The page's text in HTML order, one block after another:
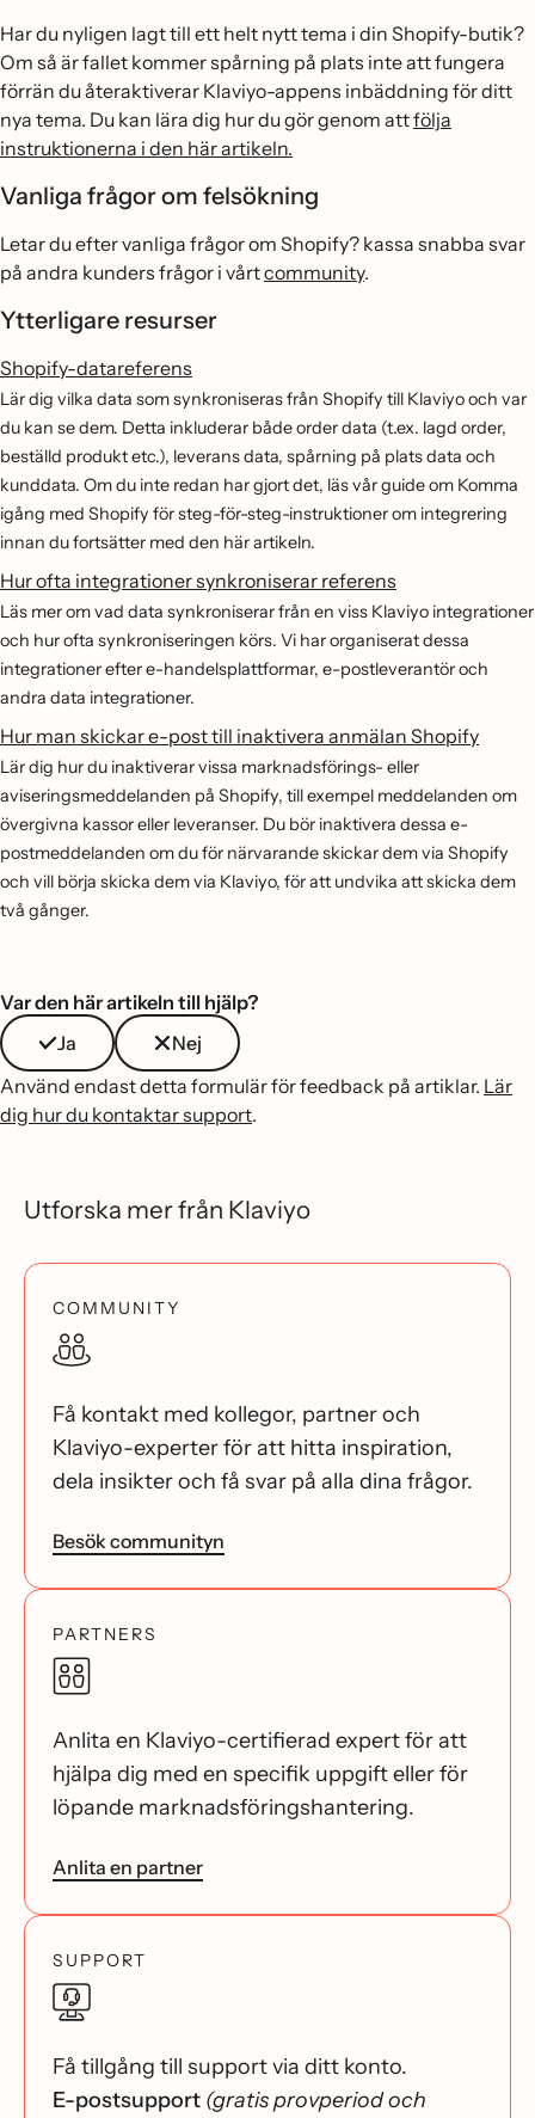
Har du nyligen lagt till ett helt nytt tema i din Shopify-butik?
Om så är fallet kommer spårning på plats inte att fungera
förrän du återaktiverar Klaviyo-appens inbäddning för ditt
nya tema. Du kan lära dig hur du gör genom attfölja
instruktionerna i den här artikeln.
Vanliga frågor om felsökning
Letar du efter vanliga frågor om Shopify? kassa snabba svar
på andra kunders frågor i vårtcommunity.
Ytterligare resurser
Shopify-datareferens
Lär dig vilka data som synkroniseras från Shopify till Klaviyo och var
du kan se dem. Detta inkluderar både order data (t.ex. lagd order,
beställd produkt etc.), leverans data, spårning på plats data och
kunddata. Om du inte redan har gjort det, läs vår guide om Komma
igång med Shopify för steg-för-steg-instruktioner om integrering
innan du fortsätter med den här artikeln.
Hur ofta integrationer synkroniserar referens
Läs mer om vad data synkroniserar från en viss Klaviyo integrationer
och hur ofta synkroniseringen körs. Vi har organiserat dessa
integrationer efter e-handelsplattformar, e-postleverantör och
andra data integrationer.
Hur man skickar e-post till inaktivera anmälan Shopify
Lär dig hur du inaktiverar vissa marknadsförings- eller
aviseringsmeddelanden på Shopify, till exempel meddelanden om
övergivna kassor eller leveranser. Du bör inaktivera dessa e-
postmeddelanden om du för närvarande skickar dem via Shopify
och vill börja skicka dem via Klaviyo, för att undvika att skicka dem
två gånger.
Var den här artikeln till hjälp?
Ja
Nej
Använd endast detta formulär för feedback på artiklar. Lär
dig hur du kontaktar support.
Utforska mer från Klaviyo
COMMUNITY
Få kontakt med kollegor, partner och
Klaviyo-experter för att hitta inspiration,
dela insikter och få svar på alla dina frågor.
Besök communityn
PARTNERS
Anlita en Klaviyo-certifierad expert för att
hjälpa dig med en specifik uppgift eller för
löpande marknadsföringshantering.
Anlita en partner
SUPPORT
Få tillgång till support via ditt konto.
E-postsupport (gratis provperiod och